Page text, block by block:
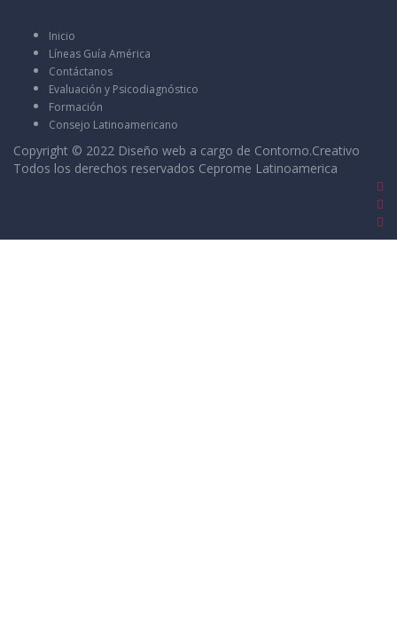
Inicio
Líneas Guía América
Contáctanos
Evaluación y Psicodiagnóstico
Formación
Consejo Latinoamericano
Copyright © 2022 Diseño web a cargo de Contorno.Creativo
Todos los derechos reservados Ceprome Latinoamerica